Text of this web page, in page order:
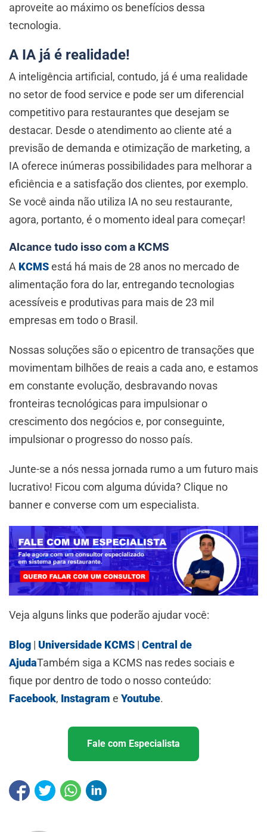
aproveite ao máximo os benefícios dessa
tecnologia.
A IA já é realidade!
A inteligência artificial, contudo, já é uma realidade
no setor de food service e pode ser um diferencial
competitivo para restaurantes que desejam se
destacar. Desde o atendimento ao cliente até a
previsão de demanda e otimização de marketing, a
IA oferece inúmeras possibilidades para melhorar a
eficiência e a satisfação dos clientes, por exemplo.
Se você ainda não utiliza IA no seu restaurante,
agora, portanto, é o momento ideal para começar!
Alcance tudo isso com a KCMS
A KCMSestá há mais de 28 anos no mercado de
alimentação fora do lar, entregando tecnologias
acessíveis e produtivas para mais de 23 mil
empresas em todo o Brasil.
Nossas soluções são o epicentro de transações que
movimentam bilhões de reais a cada ano, e estamos
em constante evolução, desbravando novas
fronteiras tecnológicas para impulsionar o
crescimento dos negócios e, por conseguinte,
impulsionar o progresso do nosso país.
Junte-se a nós nessa jornada rumo a um futuro mais
lucrativo! Ficou com alguma dúvida? Clique no
banner e converse com um especialista.
Veja alguns links que poderão ajudar você:
Blog | Universidade KCMS | Central de
AjudaTambém siga a KCMS nas redes sociais e
fique por dentro de todo o nosso conteúdo:
Facebook, Instagram e Youtube.
Fale com Especialista